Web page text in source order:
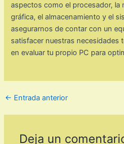
aspectos como el procesador, la
gráfica, el almacenamiento y el
asegurarnos de contar con un
satisfacer nuestras necesidades
en evaluar tu propio PC para
← Entrada anterior
Deja un